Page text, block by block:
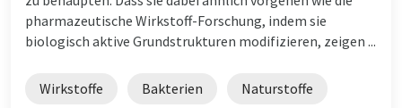
pharmazeutische Wirkstoff-Forschung, indem sie
biologisch aktive Grundstrukturen modifizieren, zeigen ...
Wirkstoffe Bakterien Naturstoffe